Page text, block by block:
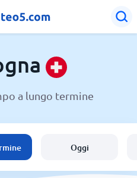
a lungo termine
Oggi